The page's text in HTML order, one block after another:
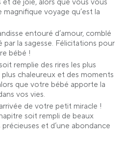
et de joie, alors que vous vous
magnifique voyage qu’est la
entouré d’amour, comblé
par la sagesse. Félicitations pour
bébé !
remplie des rires les plus
plus chaleureux et des moments
que votre bébé apporte la
vos vies.
de votre petit miracle !
soit rempli de beaux
précieuses et d’une abondance